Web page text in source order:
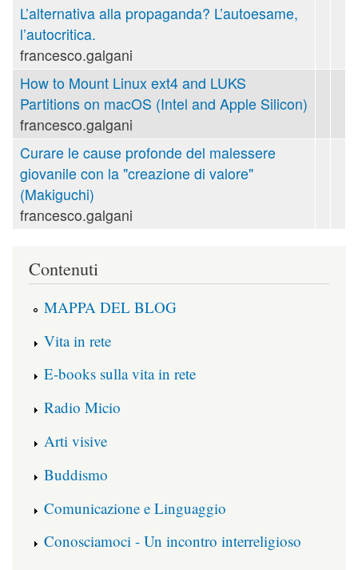
L’alternativa alla propaganda? L’autoesame,
l’autocritica.
francesco.galgani
How to Mount Linux ext4 and LUKS
Partitions on macOS (Intel and Apple Silicon)
francesco.galgani
Curare le cause profonde del malessere
giovanile con la "creazione di valore"
(Makiguchi)
francesco.galgani
Contenuti
MAPPA DEL BLOG
Vita in rete
E-books sulla vita in rete
Radio Micio
Arti visive
Buddismo
Comunicazione e Linguaggio
Conosciamoci - Un incontro interreligioso